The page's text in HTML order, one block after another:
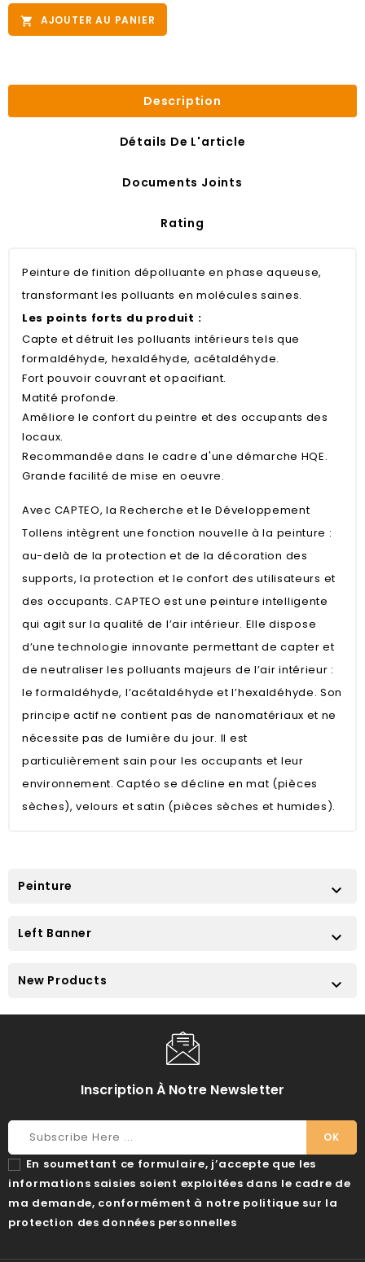
 AJOUTER AU PANIER
Description
Détails De L'article
Documents Joints
Rating
Peinture de finition dépolluante en phase aqueuse,
transformant les polluants en molécules saines.
Les points forts du produit :
Capte et détruit les polluants intérieurs tels que
formaldéhyde, hexaldéhyde, acétaldéhyde.
Fort pouvoir couvrant et opacifiant.
Matité profonde.
Améliore le confort du peintre et des occupants des
locaux.
Recommandée dans le cadre d'une démarche HQE.
Grande facilité de mise en oeuvre.
Avec CAPTEO, la Recherche et le Développement
Tollens intègrent une fonction nouvelle à la peinture :
au-delà de la protection et de la décoration des
supports, la protection et le confort des utilisateurs et
des occupants. CAPTEO est une peinture intelligente
qui agit sur la qualité de l’air intérieur. Elle dispose
d’une technologie innovante permettant de capter et
de neutraliser les polluants majeurs de l’air intérieur :
le formaldéhyde, l’acétaldéhyde et l’hexaldéhyde. Son
principe actif ne contient pas de nanomatériaux et ne
nécessite pas de lumière du jour. Il est
particulièrement sain pour les occupants et leur
environnement. Captéo se décline en mat (pièces
sèches), velours et satin (pièces sèches et humides).
Peinture 
Left Banner 
New Products 
Inscription À Notre Newsletter
En soumettant ce formulaire, j’accepte que les
informations saisies soient exploitées dans le cadre de
ma demande, conformément à notre politique sur la
protection des données personnelles